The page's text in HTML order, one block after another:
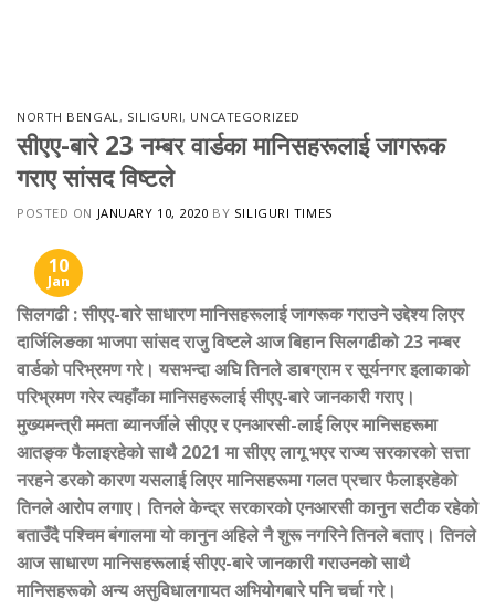
NORTH BENGAL, SILIGURI, UNCATEGORIZED
सीएए-बारे 23 नम्बर वार्डका मानिसहरूलाई जागरूक
गराए सांसद विष्टले
POSTED ON JANUARY 10, 2020 BY SILIGURI TIMES
10
Jan
सिलगढी : सीएए-बारे साधारण मानिसहरूलाई जागरूक गराउने उद्देश्य लिएर
दार्जिलिङका भाजपा सांसद राजु विष्टले आज बिहान सिलगढीको 23 नम्बर
वार्डको परिभ्रमण गरे। यसभन्दा अघि तिनले डाबग्राम र सूर्यनगर इलाकाको
परिभ्रमण गरेर त्यहाँका मानिसहरूलाई सीएए-बारे जानकारी गराए।
मुख्यमन्त्री ममता ब्यानर्जीले सीएए र एनआरसी-लाई लिएर मानिसहरूमा
आतङ्क फैलाइरहेको साथै 2021 मा सीएए लागू भएर राज्य सरकारको सत्ता
नरहने डरको कारण यसलाई लिएर मानिसहरूमा गलत प्रचार फैलाइरहेको
तिनले आरोप लगाए। तिनले केन्द्र सरकारको एनआरसी कानुन सटीक रहेको
बताउँदै पश्चिम बंगालमा यो कानुन अहिले नै शुरू नगरिने तिनले बताए। तिनले
आज साधारण मानिसहरूलाई सीएए-बारे जानकारी गराउनको साथै
मानिसहरूको अन्य असुविधालगायत अभियोगबारे पनि चर्चा गरे।